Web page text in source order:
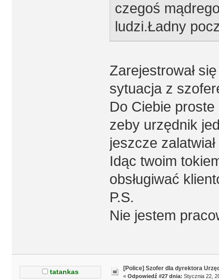
czegoś
ludzi.Ładny
Zarejestrował
sytuacja z
Do Ciebie
zeby urzędnik
jeszcze
Idąc twoim
obsługiwać
P.S.
Nie jestem
tatankas [Police] Szofer dla dyrektora
« Odpowiedź #27 dnia: Stycznia 22,